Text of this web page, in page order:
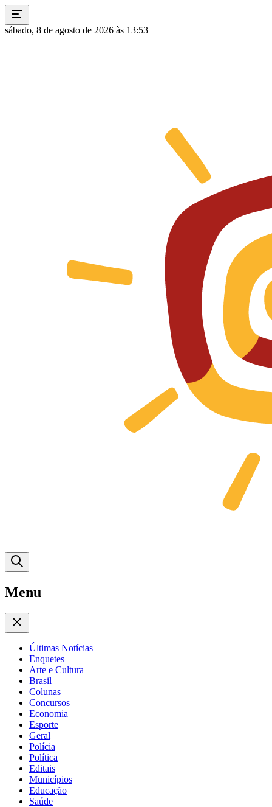
sábado, 8 de agosto de 2026 às 13:53
Menu
Últimas Notícias
Enquetes
Arte e Cultura
Brasil
Colunas
Concursos
Economia
Esporte
Geral
Polícia
Política
Editais
Municípios
Educação
Saúde